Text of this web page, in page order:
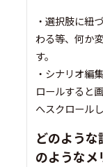
・選択肢に紐
わる等、何か
す。
・シナリオ編
ロールすると
へスクロール
どのよう
のようなメ